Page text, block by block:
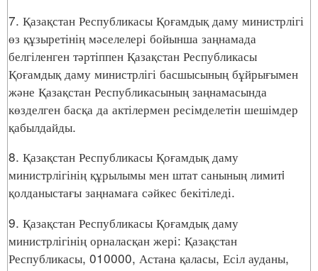
7. Қазақстан Республикасы Қоғамдық даму министрлігі
өз құзыретінің мәселелері бойынша заңнамада
белгіленген тәртіппен Қазақстан Республикасы
Қоғамдық даму министрлігі басшысының бұйрығымен
және Қазақстан Республикасының заңнамасында
көзделген басқа да актілермен ресімделетін шешімдер
қабылдайды.
8. Қазақстан Республикасы Қоғамдық даму
министрлігінің құрылымы мен штат санының лимитi
қолданыстағы заңнамаға сәйкес бекітіледі.
9. Қазақстан Республикасы Қоғамдық даму
министрлігінің орналасқан жері: Қазақстан
Республикасы, 010000, Астана қаласы, Есіл ауданы,